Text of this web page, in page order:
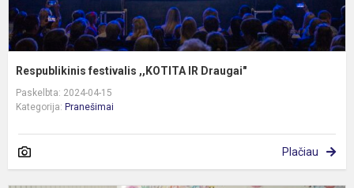
Respublikinis festivalis ,,KOTITA IR Draugai"
Paskelbta: 2024-04-15
Kategorija: Pranešimai
Plačiau